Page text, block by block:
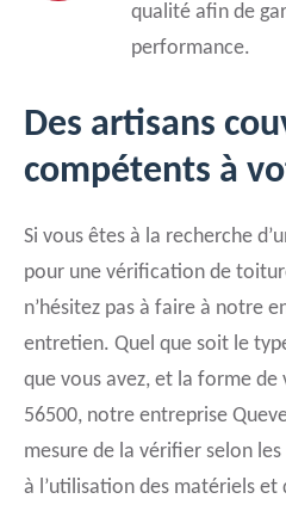
qualité afin de
performance.
Des artisans
compétents à
Si vous êtes à la recherche
pour une vérification de
n’hésitez pas à faire à notre
entretien. Quel que soit le
que vous avez, et la forme
56500, notre entreprise
mesure de la vérifier selon
à l’utilisation des matériels et